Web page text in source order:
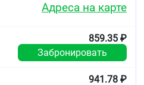
Адреса на карте
859.35 ₽
Забронировать
941.78 ₽